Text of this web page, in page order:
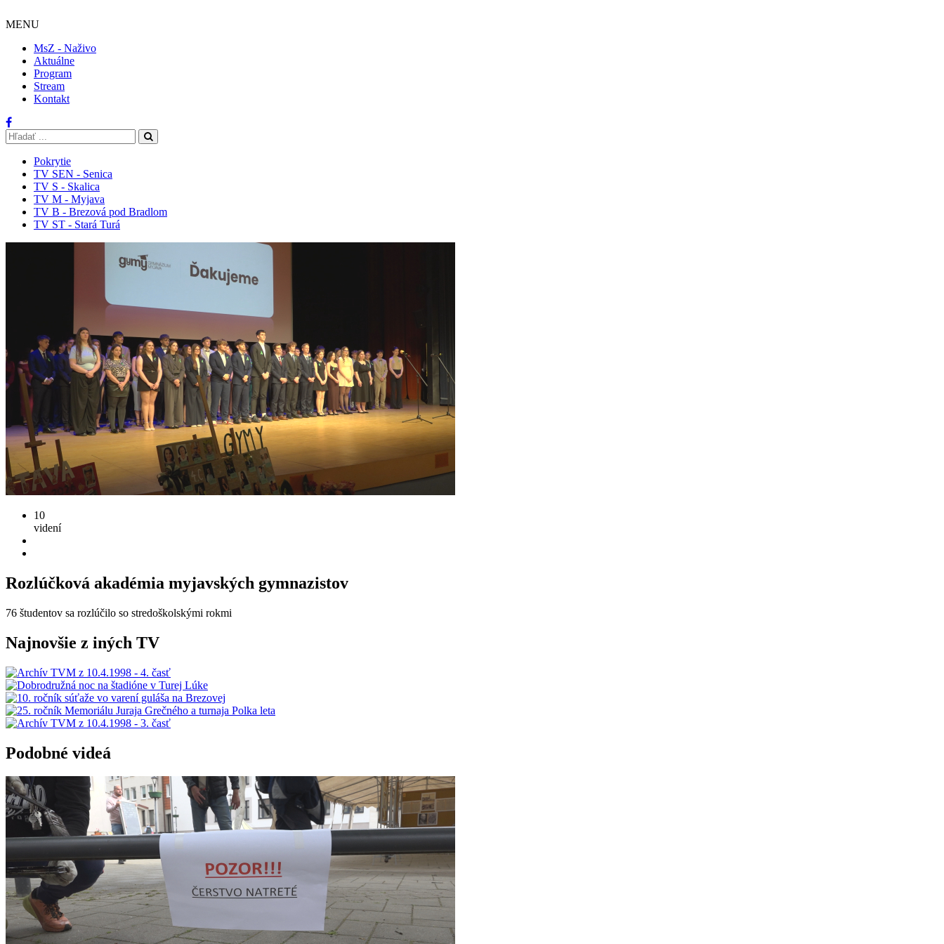
MENU
MsZ - Naživo
Aktuálne
Program
Stream
Kontakt
Pokrytie
TV SEN - Senica
TV S - Skalica
TV M - Myjava
TV B - Brezová pod Bradlom
TV ST - Stará Turá
10
videní
Rozlúčková akadémia myjavských gymnazistov
76 študentov sa rozlúčilo so stredoškolskými rokmi
Najnovšie z iných TV
Podobné videá